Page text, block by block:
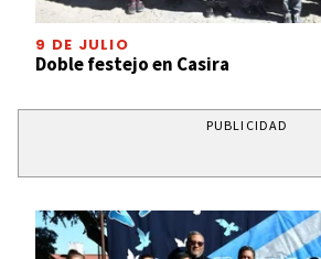
9 DE JULIO
Doble festejo en Casira
PUBLICIDAD